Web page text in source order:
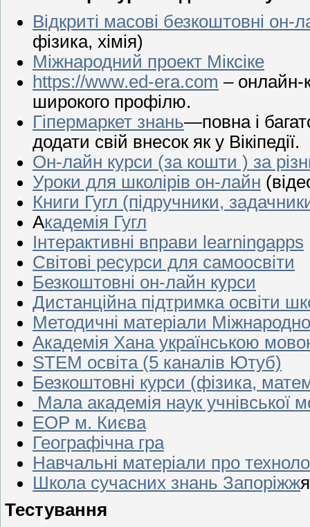
Відкриті масові безкоштовні
фізика, хімія)
Міжнародний проект Міксіке
https://www.ed-era.com – онлайн-
широкого профілю.
Гіпермаркет знань—повна і
додати свій внесок як у Вікіпедії.
Он-лайн курси (за кошти ) за
Уроки для школірів он-лайн
Книги Гугл (підручники,
Академія Гугл
Інтерактивні вправи learningapps
Світові ресурси для самоосвіти
Безкоштовні он-лайн курси
Дистанційна підтримка освіти
Методичні матеріали
Академія Хана українською
STEM освіта (5 каналів Ютуб)
Безкоштовні курси (фізика,
Мала академія наук учнівської
ЕОР м. Києва
Географічна гра
Навчальні матеріали про
Школа сучасних знань Запоріжжя
Тестування